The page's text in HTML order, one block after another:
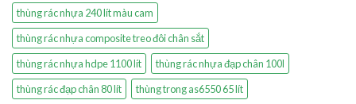
thùng rác nhựa 240 lít màu cam
thùng rác nhựa composite treo đôi chân sắt
thùng rác nhựa hdpe 1100 lít
thùng rác nhựa đạp chân 100l
thùng rác đạp chân 80 lít
thùng trong as6550 65 lít